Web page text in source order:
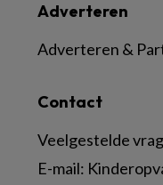
Contact
Veelgestelde
E-mail:
Adverteren
Adverteren &